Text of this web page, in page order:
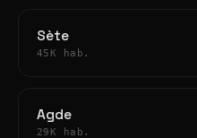
Sète
45K hab.
Agde
29K hab.